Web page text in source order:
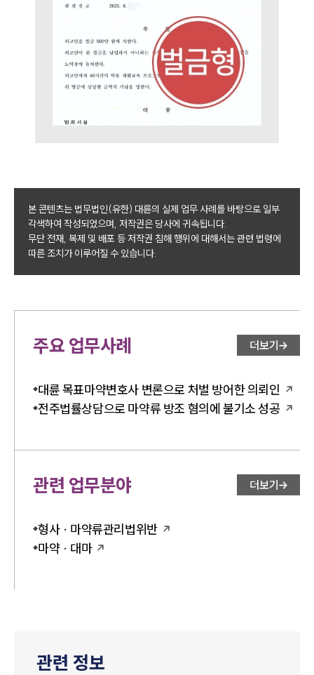
본 콘텐츠는 법무법인(유한) 대륜의 실제 업무 사례를 바탕으로 일부
각색하여 작성되었으며, 저작권은 당사에 귀속됩니다.
무단 전재, 복제 및 배포 등 저작권 침해 행위에 대해서는 관련 법령에
따른 조치가 이루어질 수 있습니다.
주요 업무사례 더보기
대륜 목표마약변호사 변론으로 처벌 방어한 의뢰인
전주법률상담으로 마약류 방조 혐의에 불기소 성공
관련 업무분야 더보기
형사 · 마약류관리법위반
마약 · 대마
관련 정보